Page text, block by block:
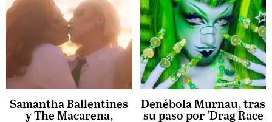
Samantha Ballentines
y The Macarena,
Denébola Murnau, tras
su paso por 'Drag Race